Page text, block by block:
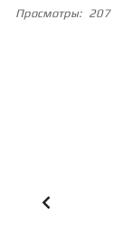
Просмотры: 207